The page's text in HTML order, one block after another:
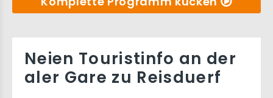
Neien Touristinfo an der
aler Gare zu Reisduerf